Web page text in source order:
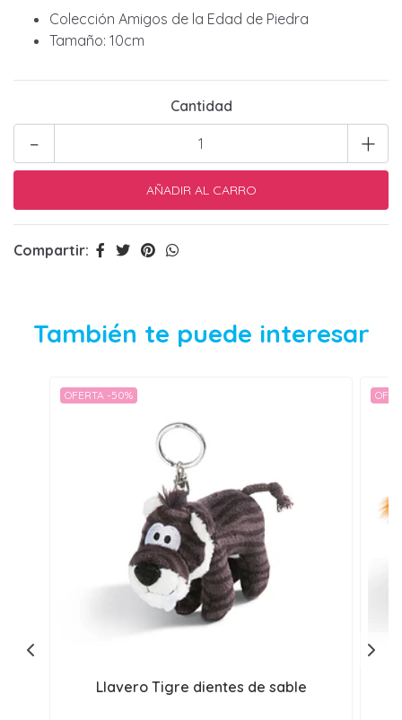
Colección Amigos de la Edad de Piedra
Tamaño: 10cm
Cantidad
+
-
Compartir:
También te puede interesar
OFERTA -50%
Llavero Tigre dientes de sable